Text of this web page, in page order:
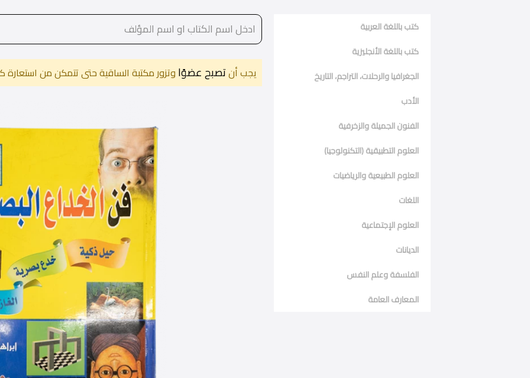
كتب باللغة العربية
كتب باللغة الأنجليزية
الجغرافيا والرحلات، التراجم، التاريخ
الأدب
الفنون الجميلة والزخرفية
العلوم التطبيقية (التكنولوجيا)
العلوم الطبيعية والرياضيات
اللغات
العلوم الإجتماعية
الديانات
الفلسفة وعلم النفس
المعارف العامة
يجب أنتصبح عضوًا وتزور مكتبة الساقية حتى تتمكن من استعارة